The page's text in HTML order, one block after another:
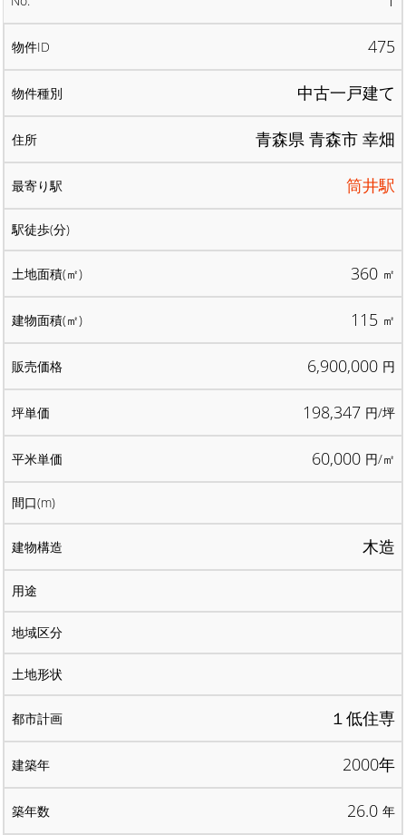
475
中古一戸建て
青森県 青森市 幸畑
筒井駅
360 ㎡
115 ㎡
6,900,000 円
198,347 円/坪
60,000 円/㎡
木造
１低住専
2000年
26.0 年